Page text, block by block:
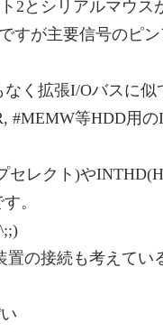
2とシリアルマウス
すが主要信号のピ
く拡張I/Oバスに似
#MEMW等HDD用
セレクト)や
。
の接続も考えてい